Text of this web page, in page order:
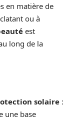
en matière de
ou à
est
long de la
solaire :
une base